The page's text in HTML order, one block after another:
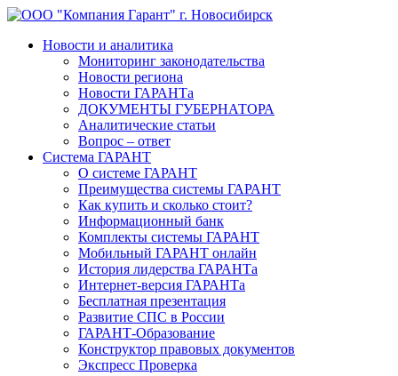
Новости и аналитика
Мониторинг законодательства
Новости региона
Новости ГАРАНТа
ДОКУМЕНТЫ ГУБЕРНАТОРА
Аналитические статьи
Вопрос – ответ
Система ГАРАНТ
О системе ГАРАНТ
Преимущества системы ГАРАНТ
Как купить и сколько стоит?
Информационный банк
Комплекты системы ГАРАНТ
Мобильный ГАРАНТ онлайн
История лидерства ГАРАНТа
Интернет-версия ГАРАНТа
Бесплатная презентация
Развитие СПС в России
ГАРАНТ-Образование
Конструктор правовых документов
Экспресс Проверка